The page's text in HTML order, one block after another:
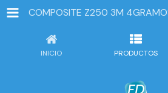
INICIO PRODUCTOS